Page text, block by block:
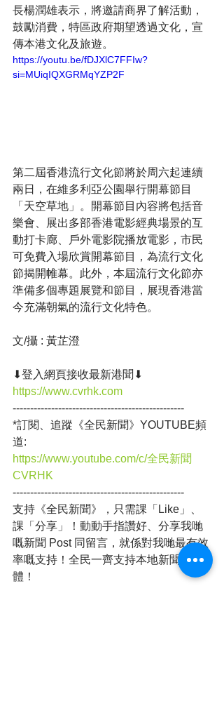
長楊潤雄表示，將邀請商界了解活動，
鼓勵消費，特區政府期望透過文化，宣
傳本港文化及旅遊。
https://youtu.be/fDJXlC7FFIw?
si=MUiqIQXGRMqYZP2F
第二屆香港流行文化節將於周六起連續
兩日，在維多利亞公園舉行開幕節目
「天空草地」。開幕節目內容將包括音
樂會、展出多部香港電影經典場景的互
動打卡廊、戶外電影院播放電影，市民
可免費入場欣賞開幕節目，為流行文化
節揭開帷幕。此外，本屆流行文化節亦
準備多個專題展覽和節目，展現香港當
今充滿朝氣的流行文化特色。
文/攝 : 黃芷澄
⬇登入網頁接收最新港聞⬇
https://www.cvrhk.com
-------------------------------------------------
*訂閱、追蹤《全民新聞》YOUTUBE頻
道:
https://www.youtube.com/c/全民新聞
CVRHK
-------------------------------------------------
支持《全民新聞》，只需課「Like」、
課「分享」！動動手指讚好、分享我哋
嘅新聞 Post 同留言，就係對我哋最有效
率嘅支持！全民一齊支持本地新聞媒
體！